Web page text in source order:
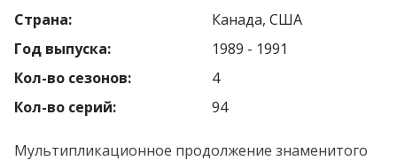
Страна:
Канада, США
Год выпуска:
1989 - 1991
Кол-во сезонов:
4
Кол-во серий:
94
Мультипликационное продолжение знаменитого